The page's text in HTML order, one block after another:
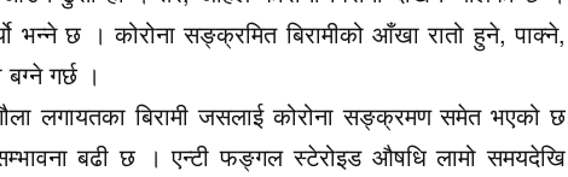
भन्ने छ । कोरोना सङ्क्रमित बिरामीको आँखा रातो हुने, पाक्ने,
गर्छ ।
लगायतका बिरामी जसलाई कोरोना सङ्क्रमण समेत भएको छ
बढी छ । एन्टी फङ्गल स्टेरोइड औषधि लामो समयदेखि